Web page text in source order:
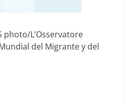
photo/L’Osservatore
del Migrante y del